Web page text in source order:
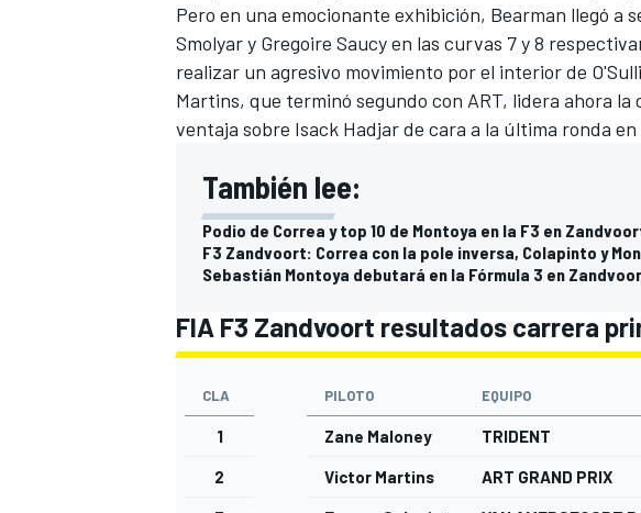
Pero en una emocionante exhibición, Bearman llegó a
Smolyar y Gregoire Saucy en las curvas 7 y 8
realizar un agresivo movimiento por el interior de
Martins, que terminó segundo con ART, lidera ahora
ventaja sobre Isack Hadjar de cara a la última ronda en
También lee:
Podio de Correa y top 10 de Montoya en la F3 en
F3 Zandvoort: Correa con la pole inversa, Colapinto y
Sebastián Montoya debutará en la Fórmula 3 en
FIA F3 Zandvoort resultados carrera
CLA PILOTO EQUIPO
1 Zane Maloney TRIDENT
2 Victor Martins ART GRAND PRIX